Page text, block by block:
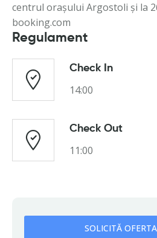
centrul oraşului Argostoli şi la
booking.com
Regulament
Check In
14:00
Check Out
11:00
SOLICITĂ